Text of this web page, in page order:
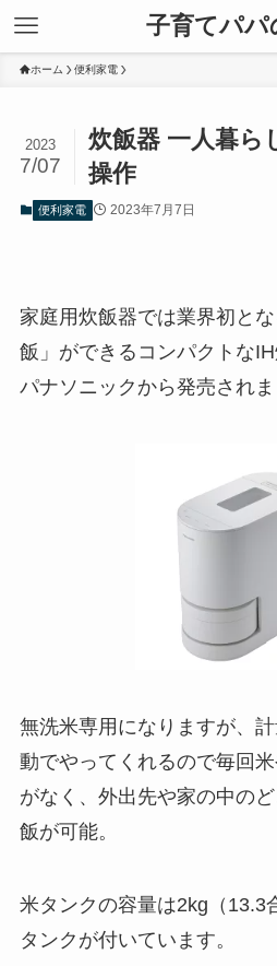
子育てパパ
ホーム 便利家電
炊飯器 一人暮ら
操作
2023
7/07
便利家電 2023年7月7日
家庭用炊飯器では業界初と
飯」ができるコンパクトな
パナソニックから発売されま
無洗米専用になりますが、
動でやってくれるので毎回
がなく、外出先や家の中の
飯が可能。
米タンクの容量は2kg（13.3
タンクが付いています。